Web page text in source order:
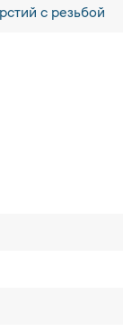
с резьбой